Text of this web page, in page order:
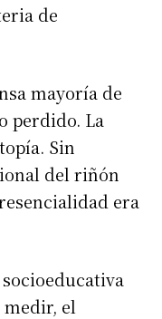
de
mayoría de
perdido. La
Sin
del riñón
era
el